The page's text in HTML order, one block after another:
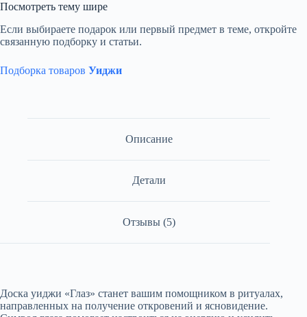
Посмотреть тему шире
Если выбираете подарок или первый предмет в теме, откройте
связанную подборку и статьи.
Подборка товаров Уиджи
Описание
Детали
Отзывы (5)
Доска уиджи «Глаз» станет вашим помощником в ритуалах,
направленных на получение откровений и ясновидение.